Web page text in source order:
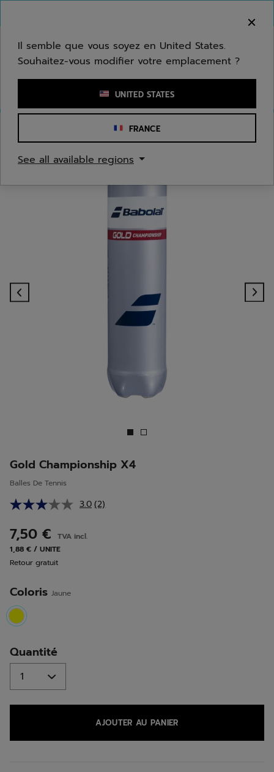
Saisir un mot clé ou un numéro d'article
Gold Championship X4
Balles De Tennis
3.0 Lire
(2)
7,50 €
TVA incl.
1,88 € / UNITE
Retour gratuit
Coloris Jaune
selected
Quantité
AJOUTER AU PANIER
Il semble que vous soyez en United States.
Souhaitez-vous modifier votre emplacement ?
UNITED STATES
FRANCE
See all available regions